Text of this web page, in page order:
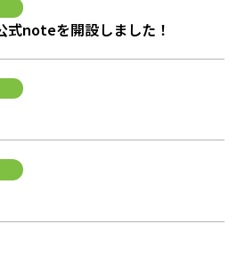
式noteを開設しました！